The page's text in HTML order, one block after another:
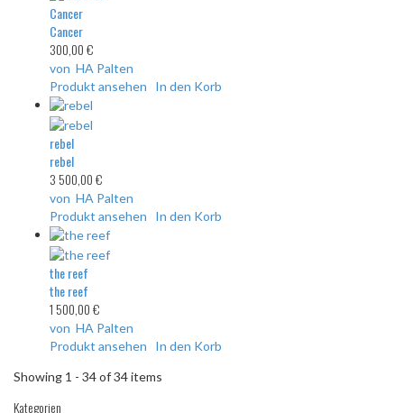
Cancer
Cancer
300,00 €
von HA Palten
Produkt ansehen
In den Korb
rebel
rebel
3 500,00 €
von HA Palten
Produkt ansehen
In den Korb
the reef
the reef
1 500,00 €
von HA Palten
Produkt ansehen
In den Korb
Showing 1 - 34 of 34 items
Kategorien